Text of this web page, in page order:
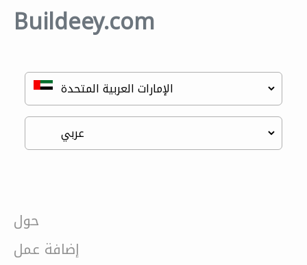
Buildeey.com
حول
إضافة عمل